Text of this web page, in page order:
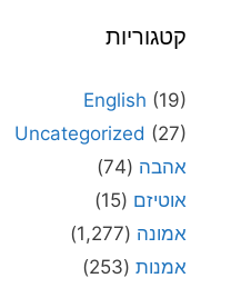
קטגוריות
English (19)
Uncategorized (27)
אהבה (74)
אוטיזם (15)
אמונה (1,277)
אמנות (253)